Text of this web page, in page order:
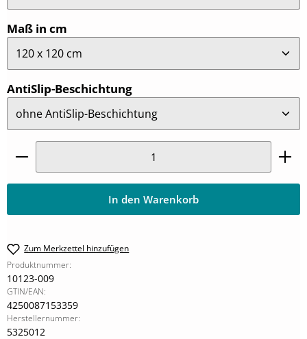
Maß in cm
AntiSlip-Beschichtungauswählen
Produkt Anzahl: Gib den gewünschten Wert ein
In den Warenkorb
Zum Merkzettel hinzufügen
Produktnummer:
10123-009
GTIN/EAN:
4250087153359
Herstellernummer:
5325012